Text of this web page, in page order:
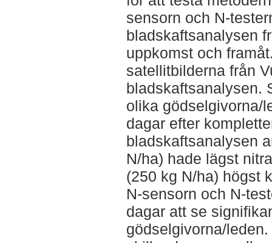
sensorn och N-
bladskaftsanalysen
uppkomst och
satellitbilderna från
bladskaftsanalysen.
olika gödselgivorna/
dagar efter
bladskaftsanalysen
N/ha) hade lägst
(250 kg N/ha) högst
N-sensorn och N-
dagar att se
gödselgivorna/